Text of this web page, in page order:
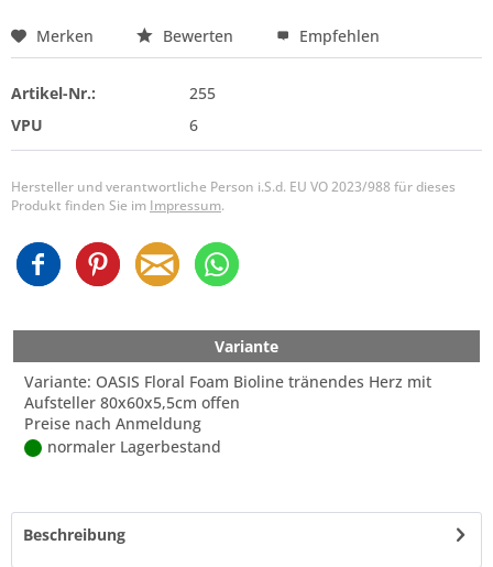
Merken Bewerten Empfehlen
Artikel-Nr.:
255
VPU
6
Hersteller und verantwortliche Person i.S.d. EU VO 2023/988 für dieses
Produkt finden Sie im Impressum.
Variante
Variante: OASIS Floral Foam Bioline tränendes Herz mit
Aufsteller 80x60x5,5cm offen
Preise nach Anmeldung
normaler Lagerbestand
Beschreibung